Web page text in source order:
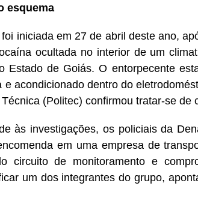
esquema
iniciada em 27 de abril deste ano,
ocultada no interior de um
Estado de Goiás. O entorpecente
e acondicionado dentro do
(Politec) confirmou tratar-se de
às investigações, os policiais da
em uma empresa de
circuito de monitoramento e
um dos integrantes do grupo,